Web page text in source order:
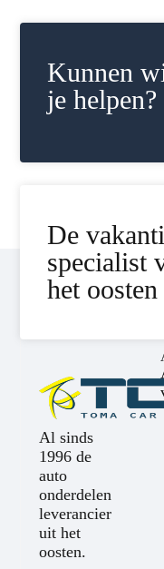
Kunnen
je helpen?
De
specialist
het oosten
Al sinds
1996 de
auto
onderdelen
leverancier
uit het
oosten.